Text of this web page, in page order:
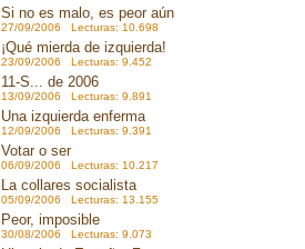
Si no es malo, es peor aún
27/09/2006 Lecturas: 10.698
¡Qué mierda de izquierda!
23/09/2006 Lecturas: 9.452
11-S... de 2006
13/09/2006 Lecturas: 9.891
Una izquierda enferma
12/09/2006 Lecturas: 9.391
Votar o ser
06/09/2006 Lecturas: 10.217
La collares socialista
05/09/2006 Lecturas: 13.155
Peor, imposible
30/08/2006 Lecturas: 9.073